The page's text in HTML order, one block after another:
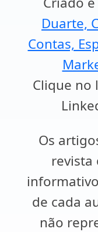
Duarte,
Contas,
Clique no
Os
revista
de cada
não